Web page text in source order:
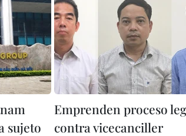
sujeto
Emprenden proceso
contra vicecanciller